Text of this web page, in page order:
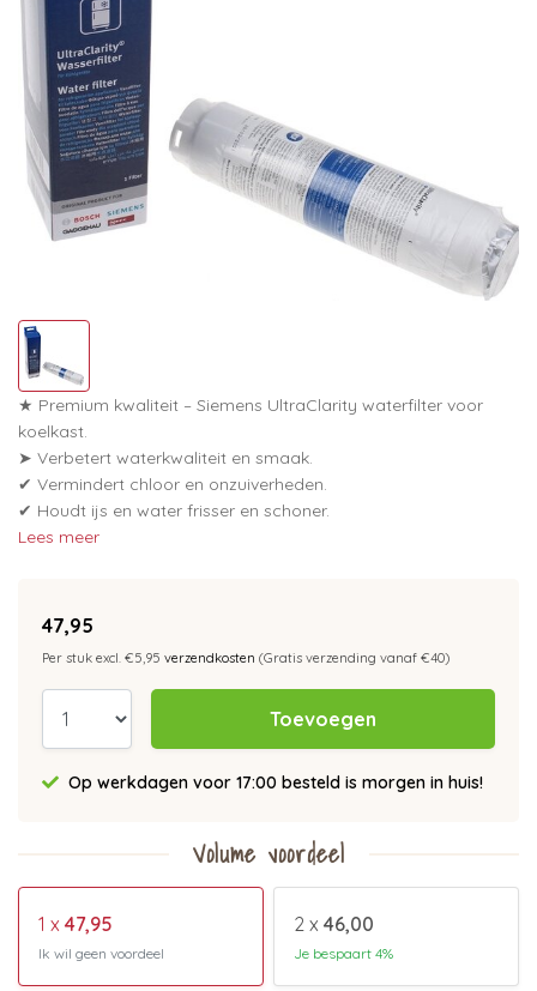
★ Premium kwaliteit – Siemens UltraClarity waterfilter voor
koelkast.
➤ Verbetert waterkwaliteit en smaak.
✔ Vermindert chloor en onzuiverheden.
✔ Houdt ijs en water frisser en schoner.
Lees meer
47,95
Per stuk excl. €5,95 verzendkosten (Gratis verzending vanaf €40)
Toevoegen
Op werkdagen voor 17:00 besteld is morgen in huis!
Volume voordeel
1 x 47,95
Ik wil geen voordeel
2 x 46,00
Je bespaart 4%